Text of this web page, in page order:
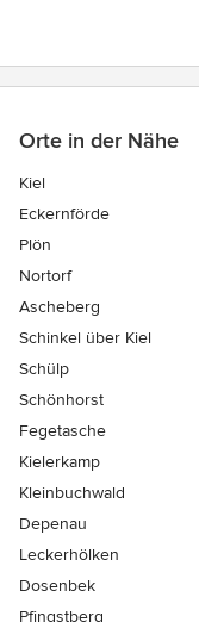
Orte in der Nähe
Kiel
Eckernförde
Plön
Nortorf
Ascheberg
Schinkel über Kiel
Schülp
Schönhorst
Fegetasche
Kielerkamp
Kleinbuchwald
Depenau
Leckerhölken
Dosenbek
Pfingstberg